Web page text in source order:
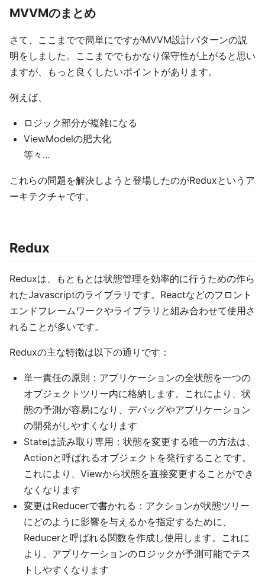
MVVMのまとめ
さて、ここまでで簡単にですがMVVM設計パターンの説
明をしました。ここまででもかなり保守性が上がると思い
ますが、もっと良くしたいポイントがあります。
例えば、
ロジック部分が複雑になる
ViewModelの肥大化
等々...
これらの問題を解決しようと登場したのがReduxというア
ーキテクチャです。
Redux
Reduxは、もともとは状態管理を効率的に行うための作ら
れたJavascriptのライブラリです。Reactなどのフロント
エンドフレームワークやライブラリと組み合わせて使用さ
れることが多いです。
Reduxの主な特徴は以下の通りです：
単一責任の原則：アプリケーションの全状態を一つの
オブジェクトツリー内に格納します。これにより、状
態の予測が容易になり、デバッグやアプリケーション
の開発がしやすくなります
Stateは読み取り専用：状態を変更する唯一の方法は、
Actionと呼ばれるオブジェクトを発行することです。
これにより、Viewから状態を直接変更することができ
なくなります
変更はReducerで書かれる：アクションが状態ツリー
にどのように影響を与えるかを指定するために、
Reducerと呼ばれる関数を作成し使用します。これに
より、アプリケーションのロジックが予測可能でテス
トしやすくなります